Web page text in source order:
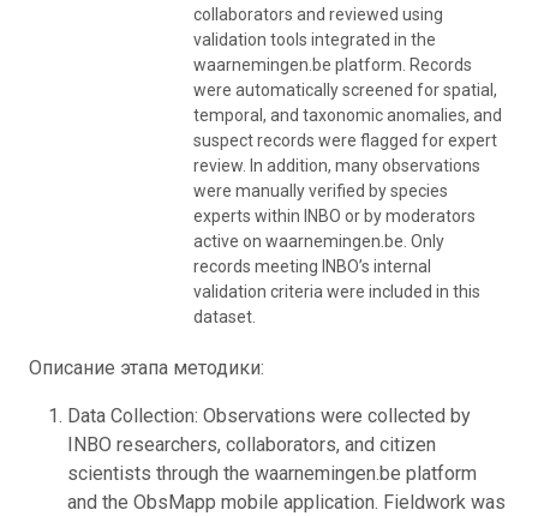
collaborators and reviewed using
validation tools integrated in the
waarnemingen.be platform. Records
were automatically screened for spatial,
temporal, and taxonomic anomalies, and
suspect records were flagged for expert
review. In addition, many observations
were manually verified by species
experts within INBO or by moderators
active on waarnemingen.be. Only
records meeting INBO’s internal
validation criteria were included in this
dataset.
Описание этапа методики:
Data Collection: Observations were collected by
INBO researchers, collaborators, and citizen
scientists through the waarnemingen.be platform
and the ObsMapp mobile application. Fieldwork was